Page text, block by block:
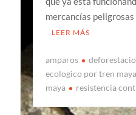
mercancías
LEER MÁS
amparos
ecologico por tren maya
maya
resistencia